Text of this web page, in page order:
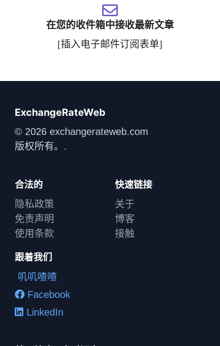
在您的收件箱中接收最新文章
[插入电子邮件订阅表单]
ExchangeRateWeb
© 2026 exchangerateweb.com
版权所有。.
合法的
隐私政策
免责声明
使用条款
快速链接
关于
博客
接触
跟着我们
叽叽喳喳
Facebook
LinkedIn